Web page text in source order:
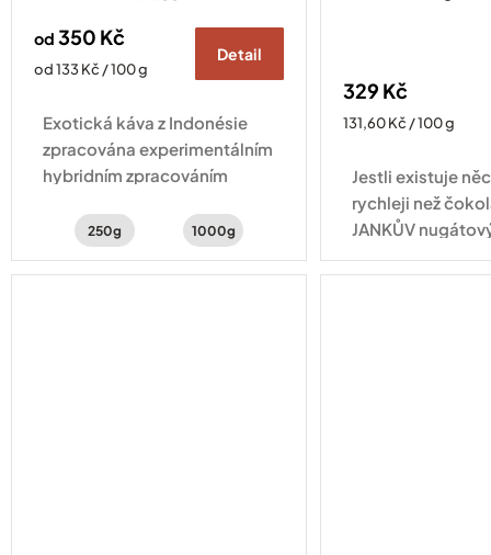
od 350 Kč
Měrná
od 133 Kč / 100 g
Detail
Exotická káva z Indonésie
zpracována experimentálním
hybridním zpracováním
kávy s chutí šťavnatého kiwi,
250g 1000g
329 Kč
Měrná
131,60 Kč / 100 g
Jestli existuje
rychleji než
JANKŮV
skleničce na vás
tříbarevný